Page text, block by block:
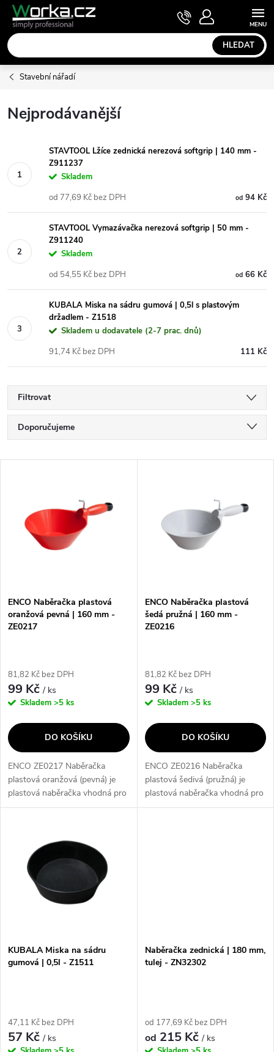
Přejít
obsah
HLEDAT
NÁKUPNÍ
KOŠÍK
Stavební nářadí
Nejprodávanější
STAVTOOL Lžíce zednická nerezová softgrip | 140 mm -
Z911237
Skladem
od94 Kč
od 77,69 Kč bez DPH
STAVTOOL Vymazávačka nerezová softgrip | 50 mm -
Z911240
Skladem
od66 Kč
od 54,55 Kč bez DPH
KUBALA Miska na sádru gumová | 0,5l s plastovým
držadlem - Z1518
Skladem u dodavatele (2-7 prac. dnů)
111 Kč
91,74 Kč bez DPH
Filtrovat
Ř
a
p
o
d
u
k
t
Doporučujeme
Nejprodávanější
Abecedně
s
p
o
d
u
k
t
ENCO Naběračka plastová
oranžová pevná | 160 mm -
ZE0217
81,82 Kč bez DPH
99 Kč/ ks
Skladem >5 ks
DO KOŠÍKU
ENCO ZE0217 Naběračka
plastová oranžová (pevná) je
plastová naběračka vhodná pro
míchání sádry, tmelů, lepidel
je díky...
ENCO Naběračka plastová
šedá pružná | 160 mm -
ZE0216
81,82 Kč bez DPH
99 Kč/ ks
Skladem >5 ks
DO KOŠÍKU
ENCO ZE0216 Naběračka
plastová šedivá (pružná) je
plastová naběračka vhodná pro
míchání sádry, tmelů, lepidel a
KUBALA Miska na sádru
gumová | 0,5l - Z1511
47,11 Kč bez DPH
57 Kč/ ks
Naběračka zednická | 180 mm,
tulej - ZN32302
od 177,69 Kč bez DPH
od 215 Kč/ ks